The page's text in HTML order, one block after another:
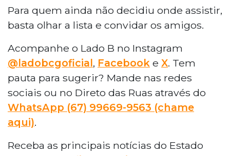
Para quem ainda não decidiu onde assistir,
basta olhar a lista e convidar os amigos.
Acompanhe o Lado B no Instagram
@ladobcgoficial, Facebook e X. Tem
pauta para sugerir? Mande nas redes
sociais ou no Direto das Ruas através do
WhatsApp (67) 99669-9563 (chame
aqui).
Receba as principais notícias do Estado